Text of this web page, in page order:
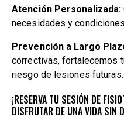
Atención Personalizada:
necesidades y
Prevención a Largo
correctivas, fortalecemos
riesgo de lesiones futuras.
¡RESERVA TU SESIÓN DE
DISFRUTAR DE UNA VIDA SIN